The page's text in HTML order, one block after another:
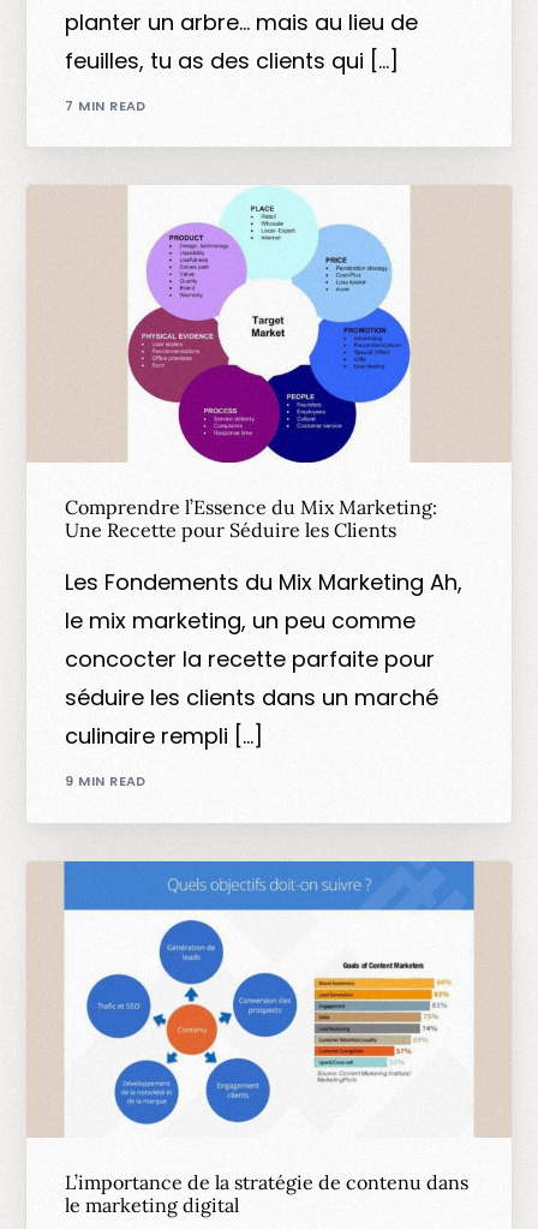
planter un arbre… mais au lieu de
feuilles, tu as des clients qui […]
7 MIN READ
Comprendre l’Essence du Mix Marketing:
Une Recette pour Séduire les Clients
Les Fondements du Mix Marketing Ah,
le mix marketing, un peu comme
concocter la recette parfaite pour
séduire les clients dans un marché
culinaire rempli […]
9 MIN READ
L’importance de la stratégie de contenu dans
le marketing digital